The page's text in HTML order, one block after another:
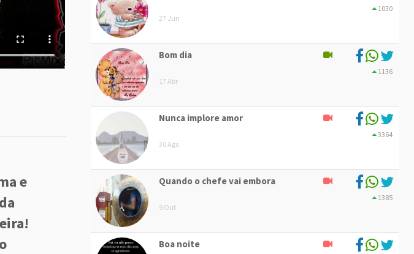
e
27 Jun
1030
Bom dia
17 Abr
1136
Nunca implore amor
30 Ago
3364
Quando o chefe vai embora
9 Out
1385
Boa noite